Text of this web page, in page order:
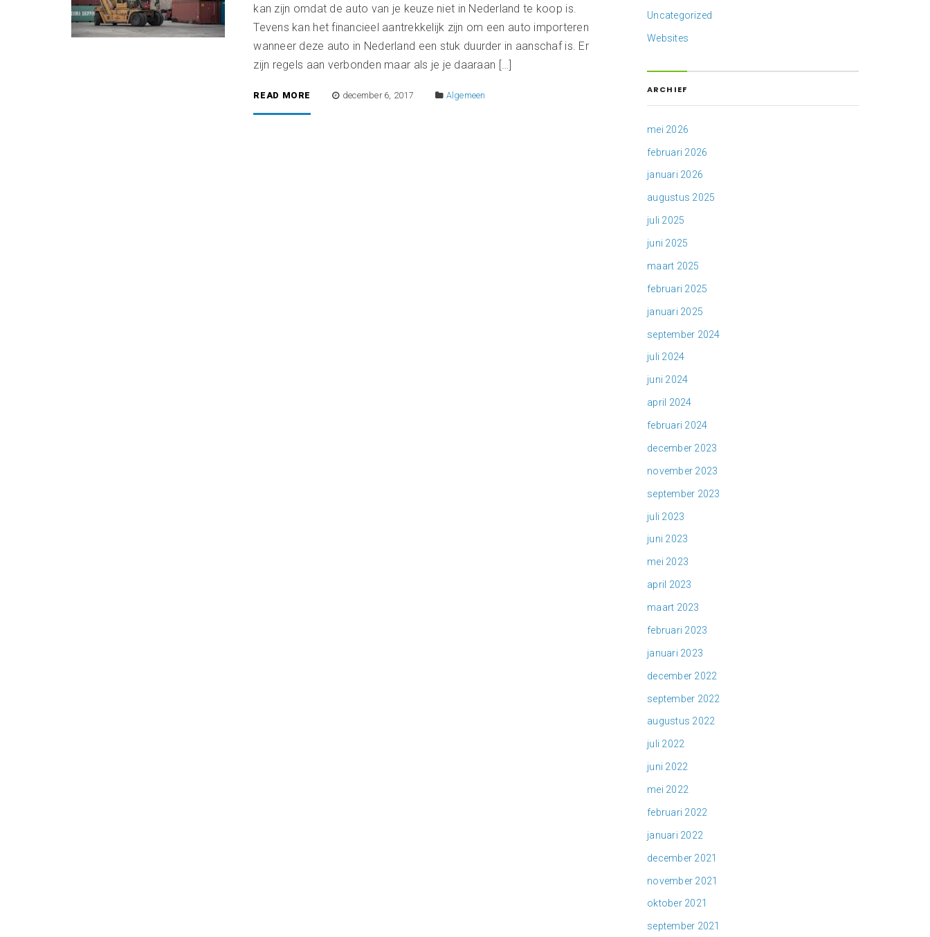
kan zijn omdat de auto van je keuze niet in Nederland te koop is.
Tevens kan het financieel aantrekkelijk zijn om een auto importeren
wanneer deze auto in Nederland een stuk duurder in aanschaf is. Er
zijn regels aan verbonden maar als je je daaraan […]
READ MORE december 6, 2017 Algemeen
Uncategorized
Websites
ARCHIEF
mei 2026
februari 2026
januari 2026
augustus 2025
juli 2025
juni 2025
maart 2025
februari 2025
januari 2025
september 2024
juli 2024
juni 2024
april 2024
februari 2024
december 2023
november 2023
september 2023
juli 2023
juni 2023
mei 2023
april 2023
maart 2023
februari 2023
januari 2023
december 2022
september 2022
augustus 2022
juli 2022
juni 2022
mei 2022
februari 2022
januari 2022
december 2021
november 2021
oktober 2021
september 2021